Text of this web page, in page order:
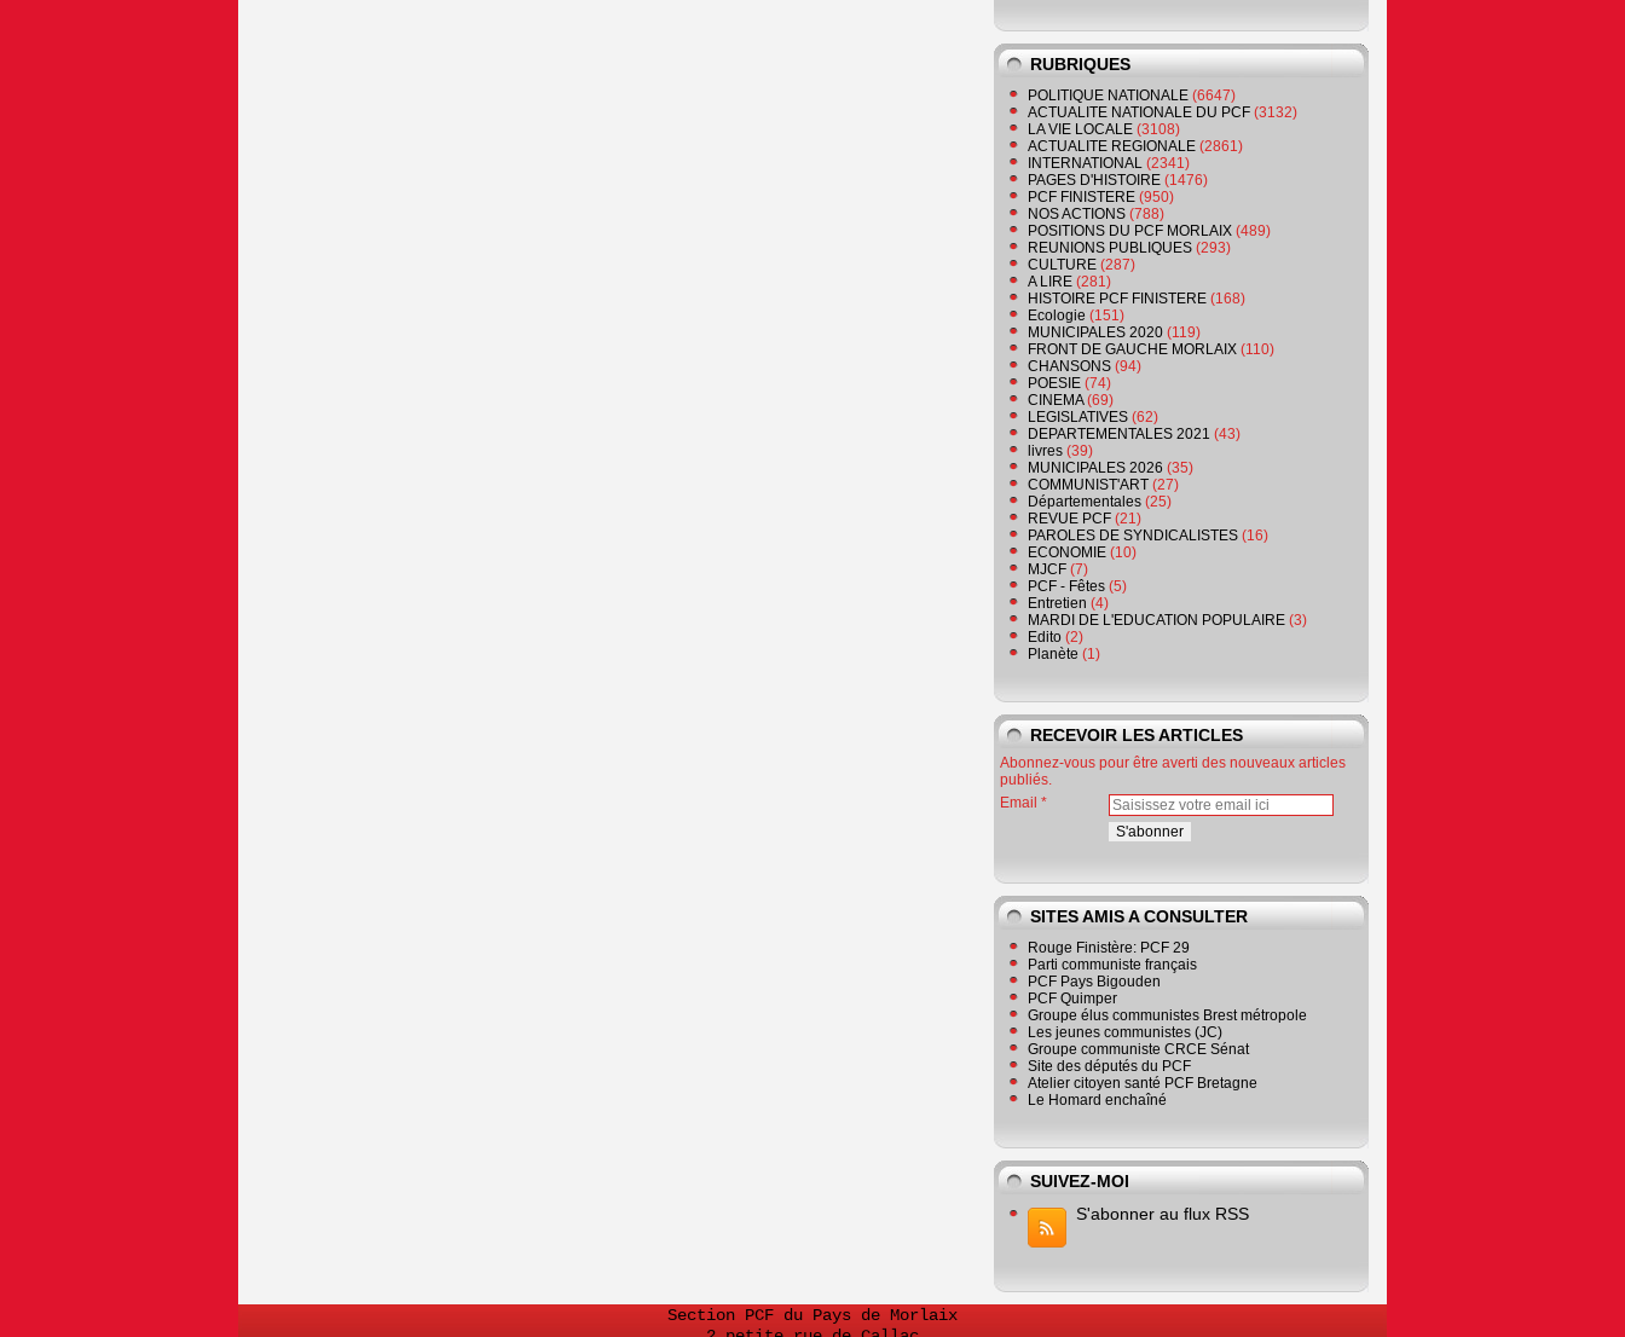
RUBRIQUES
POLITIQUE NATIONALE (6647)
ACTUALITE NATIONALE DU PCF (3132)
LA VIE LOCALE (3108)
ACTUALITE REGIONALE (2861)
INTERNATIONAL (2341)
PAGES D'HISTOIRE (1476)
PCF FINISTERE (950)
NOS ACTIONS (788)
POSITIONS DU PCF MORLAIX (489)
REUNIONS PUBLIQUES (293)
CULTURE (287)
A LIRE (281)
HISTOIRE PCF FINISTERE (168)
Ecologie (151)
MUNICIPALES 2020 (119)
FRONT DE GAUCHE MORLAIX (110)
CHANSONS (94)
POESIE (74)
CINEMA(69)
LEGISLATIVES (62)
DEPARTEMENTALES 2021 (43)
livres (39)
MUNICIPALES 2026 (35)
COMMUNIST'ART (27)
Départementales (25)
REVUE PCF (21)
PAROLES DE SYNDICALISTES (16)
ECONOMIE (10)
MJCF (7)
PCF - Fêtes (5)
Entretien (4)
MARDI DE L'EDUCATION POPULAIRE (3)
Edito (2)
Planète (1)
RECEVOIR LES ARTICLES
Abonnez-vous pour être averti des nouveaux articles
publiés.
Email
SITES AMIS A CONSULTER
Rouge Finistère: PCF 29
Parti communiste français
PCF Pays Bigouden
PCF Quimper
Groupe élus communistes Brest métropole
Les jeunes communistes (JC)
Groupe communiste CRCE Sénat
Site des députés du PCF
Atelier citoyen santé PCF Bretagne
Le Homard enchaîné
SUIVEZ-MOI
S'abonner au flux RSS
Section PCF du Pays de Morlaix